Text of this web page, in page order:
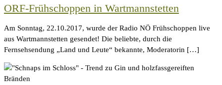
ORF-Frühschoppen in Wartmannstetten
Am Sonntag, 22.10.2017, wurde der Radio NÖ Frühschoppen live
aus Wartmannstetten gesendet! Die beliebte, durch die
Fernsehsendung „Land und Leute“ bekannte, Moderatorin […]